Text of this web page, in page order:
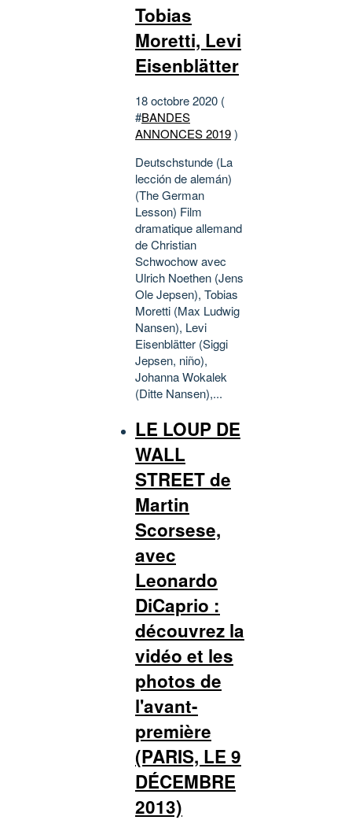
Tobias
Moretti, Levi
Eisenblätter
18 octobre 2020 (
#BANDES
ANNONCES 2019)
Deutschstunde (La
lección de alemán)
(The German
Lesson) Film
dramatique allemand
de Christian
Schwochow avec
Ulrich Noethen (Jens
Ole Jepsen), Tobias
Moretti (Max Ludwig
Nansen), Levi
Eisenblätter (Siggi
Jepsen, niño),
Johanna Wokalek
(Ditte Nansen),...
LE LOUP DE
WALL
STREET de
Martin
Scorsese,
avec
Leonardo
DiCaprio :
découvrez la
vidéo et les
photos de
l'avant-
première
(PARIS, LE 9
DÉCEMBRE
2013)